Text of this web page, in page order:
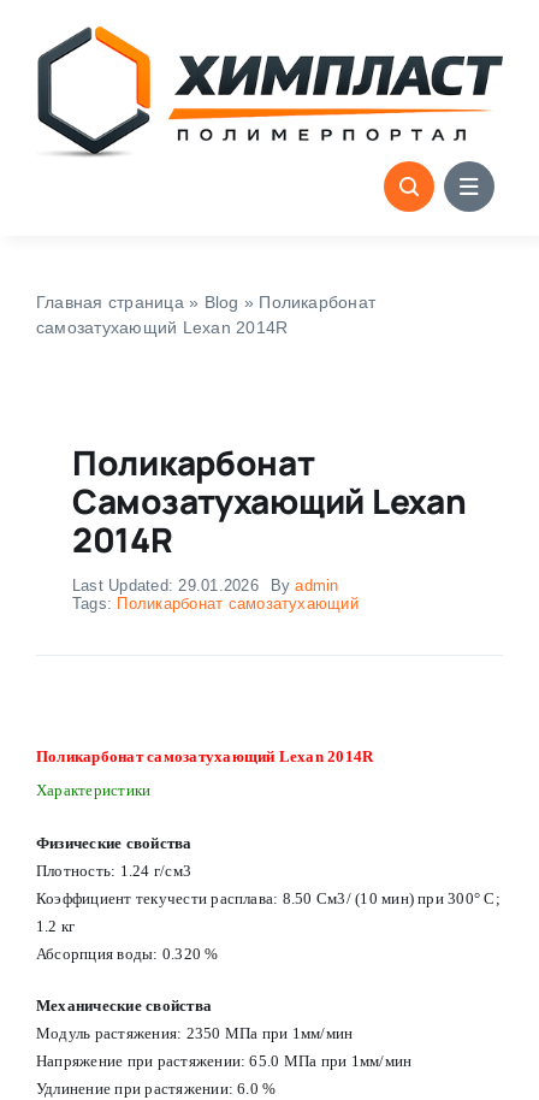
content
Главная страница » Blog » Поликарбонат
самозатухающий Lexan 2014R
Поликарбонат
Самозатухающий Lexan
2014R
Last Updated: 29.01.2026 Byadmin
Tags: Поликарбонат самозатухающий
Поликарбонат самозатухающий Lexan 2014R
Характеристики
Физические свойства
Плотность: 1.24 г/см3
Коэффициент текучести расплава: 8.50 См3/ (10 мин) при 300° С;
1.2 кг
Абсорпция воды: 0.320 %
Механические свойства
Модуль растяжения: 2350 МПа при 1мм/мин
Напряжение при растяжении: 65.0 МПа при 1мм/мин
Удлинение при растяжении: 6.0 %